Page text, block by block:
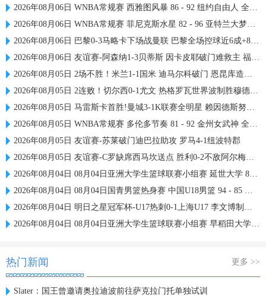
2026年08月06日 WNBA常规赛 西雅图风暴 86 - 92 纽约自由人 全场集锦
2026年08月06日 WNBA常规赛 菲尼克斯水星 82 - 96 亚特兰大梦想 全场集锦
2026年08月06日 巴黎0-3马略卡下场战曼联 巴黎全场控球近6成+8射3正未果
2026年08月06日 友谊赛-阿森纳1-3贝蒂斯 因卡皮耶破门难救主 福纳尔斯1射2传
2026年08月05日 2场不胜！米兰1-1国米 迪马尔科破门 恩昆库造点+点射拉莫斯登场
2026年08月05日 2连败！切尔西0-1尤文 热格罗瓦世界波制胜穆德里克时隔614天复出
2026年08月05日 马雷斯卡首胜!曼城3-1K联赛全明星 赖因德斯努里破门塞梅尼奥助攻
2026年08月05日 WNBA常规赛 多伦多节奏 81 - 92 金州女武神 全场集锦
2026年08月05日 友谊赛-苏莱破门迪巴拉助攻 罗马4-1纽波特郡
2026年08月05日 友谊赛-C罗缺席西马坎送点 胜利0-2不敌阿尔梅里亚
2026年08月04日 08月04日亚洲大学生篮球联赛小组赛 延世大学 82 - 83 北京大学 集锦
2026年08月04日 08月04日国青男篮热身赛 中国U18男篮 94 - 85 加拿大大卫·安篮球学院 集锦
2026年08月04日 明日之星冠军杯-U17热刺0-1上海U17 李文博制胜球
2026年08月04日 08月04日亚洲大学生篮球联赛小组赛 早稻田大学 71 - 86 清华大学 集锦
热门新闻 更多 >>
Slater：国王曾邀请奥拉迪波前往萨克拉门托单独试训